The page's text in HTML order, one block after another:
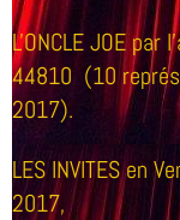
L'ONCLE JOE
44810 (10
2017).
LES INVITES en
2017,